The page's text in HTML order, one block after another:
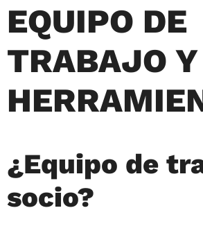
EQUIPO DE
TRABAJO Y
¿Equipo de
socio?